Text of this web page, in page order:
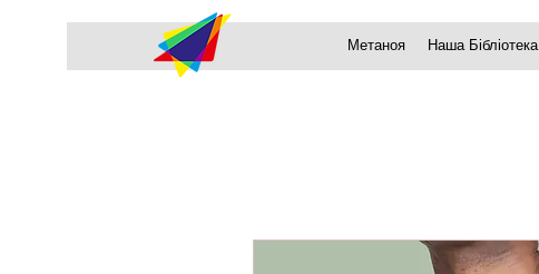
Метаноя Наша Бібліотека